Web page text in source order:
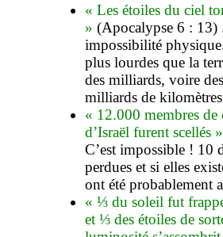
« Les étoiles du ciel
» (Apocalypse 6 : 13)
impossibilité
plus lourdes que la
des milliards, voire
milliards de
« 12.000 membres de
d’Israël furent scellés »
C’est impossible ! 10
perdues et si elles
ont été probablement
« ⅓ du soleil fut
et ⅓ des étoiles de